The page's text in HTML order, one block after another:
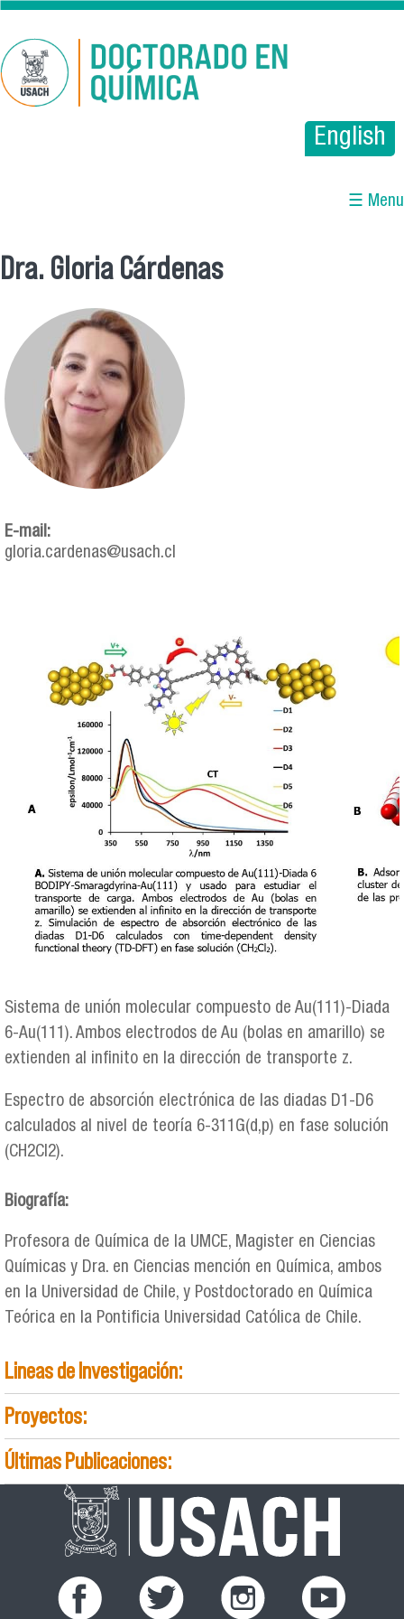
Pasar al contenido principal
English
☰ Menu
Dra. Gloria Cárdenas
E-mail:
gloria.cardenas@usach.cl
gloria_cardenas.png
Sistema de unión molecular compuesto de Au(111)-Diada
6-Au(111). Ambos electrodos de Au (bolas en amarillo) se
extienden al infinito en la dirección de transporte z.
Espectro de absorción electrónica de las diadas D1-D6
calculados al nivel de teoría 6-311G(d,p) en fase solución
(CH2Cl2).
Biografía:
Profesora de Química de la UMCE, Magister en Ciencias
Químicas y Dra. en Ciencias mención en Química, ambos
en la Universidad de Chile, y Postdoctorado en Química
Teórica en la Pontificia Universidad Católica de Chile.
Lineas de Investigación:
Proyectos:
Últimas Publicaciones: